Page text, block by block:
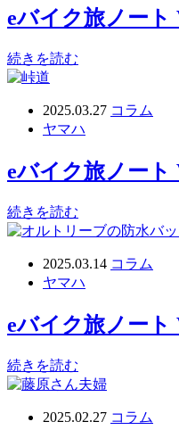
eバイク旅ノート
続きを読む
2025.03.27 コラム
ヤマハ
eバイク旅ノート
続きを読む
2025.03.14 コラム
ヤマハ
eバイク旅ノート
続きを読む
2025.02.27 コラム